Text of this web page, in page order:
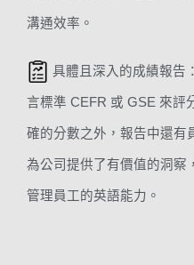
溝通效率。
具體且深入的成績報告
言標準 CEFR 或 GSE 來評
確的分數之外，報告中還有
為公司提供了有價值的洞察
管理員工的英語能力。